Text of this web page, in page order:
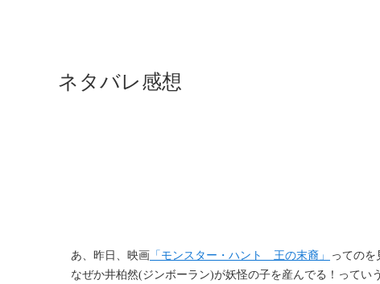
ネタバレ感想
あ、昨日、映画 「モンスター・ハント 王の末裔」
ってのを
なぜか井柏然(ジンボーラン)が妖怪の子を産んでる！って